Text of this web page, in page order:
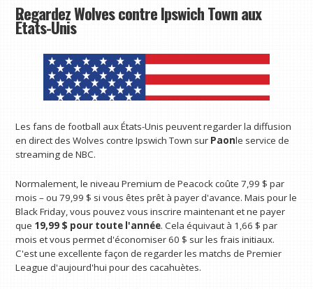
Regardez Wolves contre Ipswich Town aux
États-Unis
Les fans de football aux États-Unis peuvent regarder la diffusion
en direct des Wolves contre Ipswich Town sur Paonle service de
streaming de NBC.
Normalement, le niveau Premium de Peacock coûte 7,99 $ par
mois – ou 79,99 $ si vous êtes prêt à payer d'avance. Mais pour le
Black Friday, vous pouvez vous inscrire maintenant et ne payer
que 19,99 $ pour toute l'année. Cela équivaut à 1,66 $ par
mois et vous permet d'économiser 60 $ sur les frais initiaux.
C'est une excellente façon de regarder les matchs de Premier
League d'aujourd'hui pour des cacahuètes.